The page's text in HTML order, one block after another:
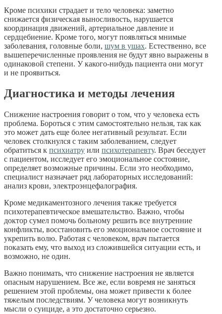
Кроме психики страдает и тело человека: заметно
снижается физическая выносливость, нарушается
координация движений, артериальное давление и
сердцебиение. Кроме того, могут появляться мнимые
заболевания, головные боли, шум в ушах. Естественно, все
вышеперечисленные проявления не будут явно выражены в
одинаковой степени. У какого-нибудь пациента они могут
и не проявиться.
Диагностика и методы лечения
Снижение настроения говорит о том, что у человека есть
проблема. Бороться с этим самостоятельно нельзя, так как
это может дать еще более негативный результат. Если
человек столкнулся с таким заболеванием, следует
обратиться к психиатру или психотерапевту. Врач беседует
с пациентом, исследует его эмоциональное состояние,
определяет возможные причины. Если это необходимо,
специалист назначает ряд лабораторных исследований:
анализ крови, электроэнцефалография.
Кроме медикаментозного лечения также требуется
психотерапевтическое вмешательство. Важно, чтобы
доктор сумел помочь больному решить все внутренние
конфликты, восстановить его эмоциональное состояние и
укрепить волю. Работая с человеком, врач пытается
показать ему, что выход из сложившейся ситуации есть, и
возможно, не один.
Важно понимать, что снижение настроения не является
опасным нарушением. Все же, если вовремя не заняться
решением этой проблемы, она может привести к более
тяжелым последствиям. У человека могут возникнуть
мысли о суициде, а это достаточно серьезно.